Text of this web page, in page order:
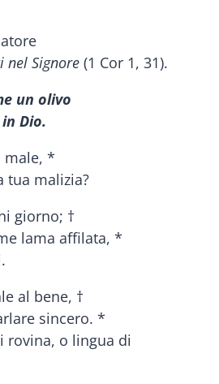
nel Signore (1 Cor 1, 31).
un olivo
Dio.
male, *
tua malizia?
giorno; †
lama affilata, *
al bene, †
sincero. *
rovina, o lingua di